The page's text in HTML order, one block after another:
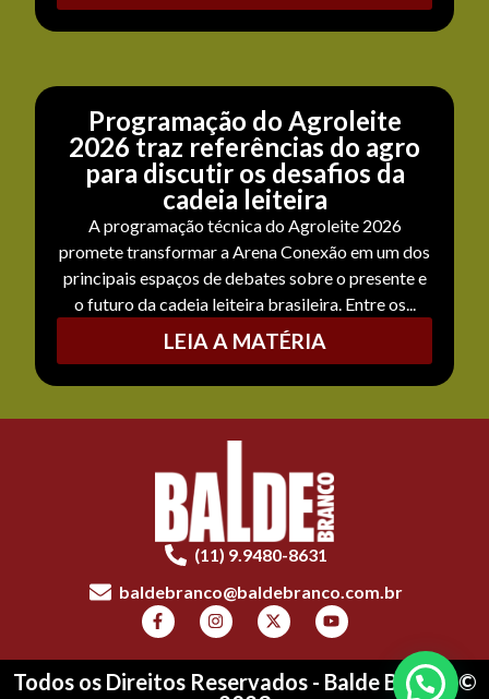
Programação do Agroleite
2026 traz referências do agro
para discutir os desafios da
cadeia leiteira
A programação técnica do Agroleite 2026
promete transformar a Arena Conexão em um dos
principais espaços de debates sobre o presente e
o futuro da cadeia leiteira brasileira. Entre os...
LEIA A MATÉRIA
(11) 9.9480-8631
baldebranco@baldebranco.com.br
Todos os Direitos Reservados - Balde Branco ©